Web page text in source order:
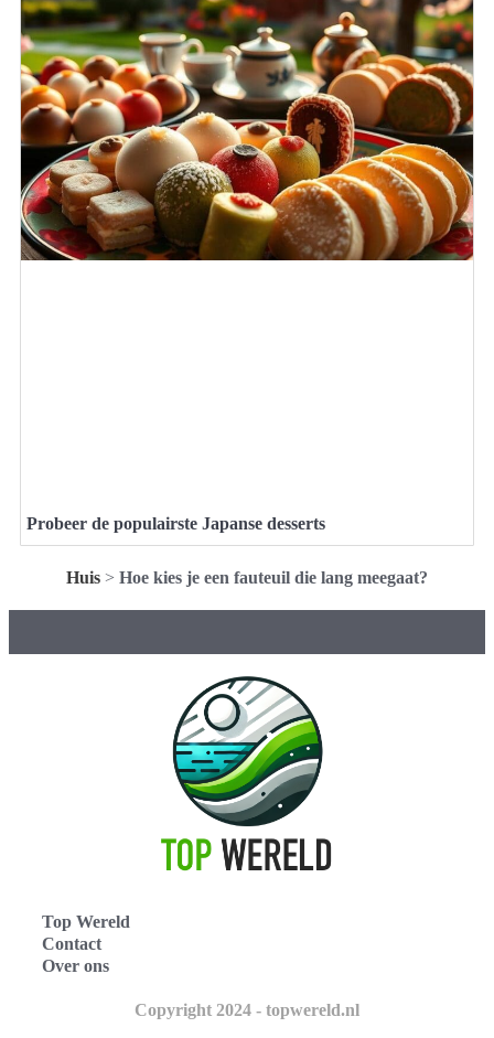
Probeer de populairste Japanse desserts
Huis > Hoe kies je een fauteuil die lang meegaat?
Top Wereld
Contact
Over ons
Copyright 2024 - topwereld.nl